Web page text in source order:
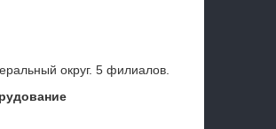
округ. 5 филиалов.